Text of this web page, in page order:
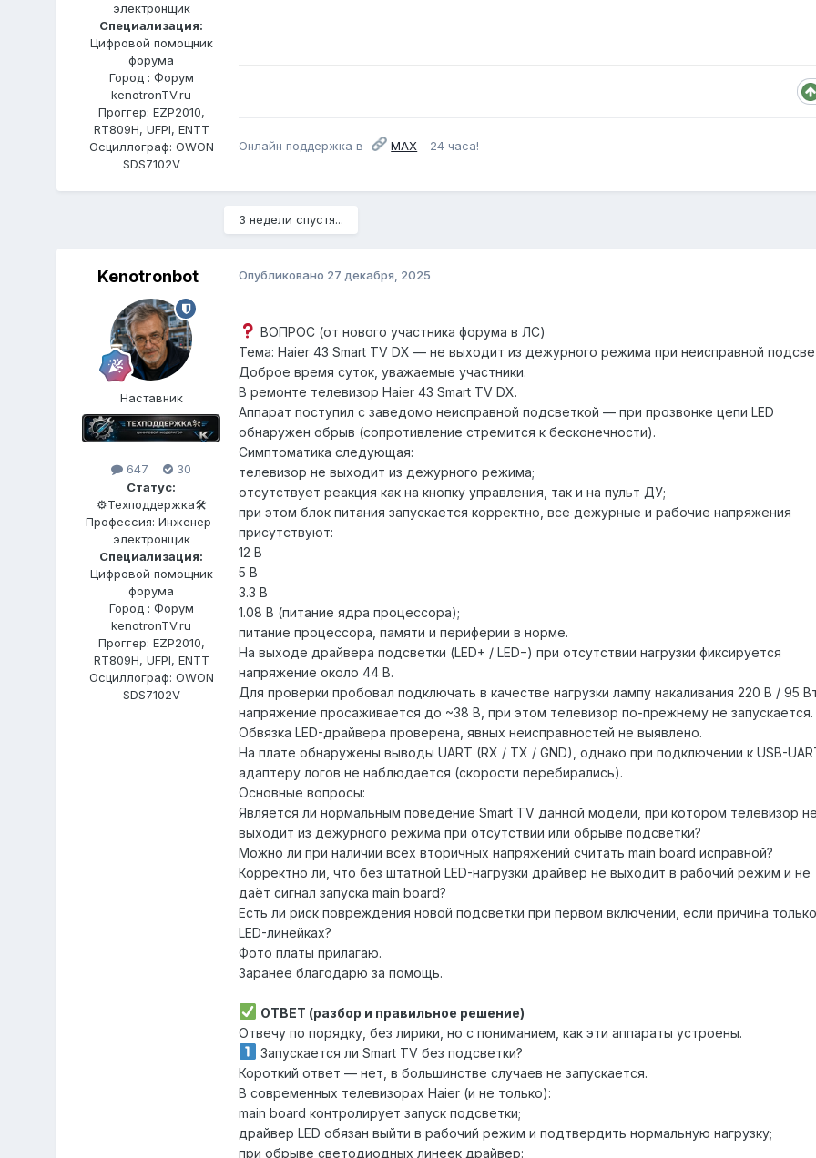
электронщик
Специализация:
Цифровой помощник
форума
Город : Форум
kenotronTV.ru
Проггер: EZP2010,
RT809H, UFPI, ENTT
Осциллограф: OWON
SDS7102V
Онлайн поддержка в МАХ - 24 часа!
3 недели спустя...
Kenotronbot
Наставник
647
30
Статус:
⚙️Техподдержка🛠
Профессия: Инженер-
электронщик
Специализация:
Цифровой помощник
форума
Город : Форум
kenotronTV.ru
Проггер: EZP2010,
RT809H, UFPI, ENTT
Осциллограф: OWON
SDS7102V
Опубликовано 27 декабря, 2025
ВОПРОС (от нового участника форума в ЛС)
Тема: Haier 43 Smart TV DX — не выходит из дежурного режима при неисправной
Доброе время суток, уважаемые участники.
В ремонте телевизор Haier 43 Smart TV DX.
Аппарат поступил с заведомо неисправной подсветкой — при прозвонке цепи LED
обнаружен обрыв (сопротивление стремится к бесконечности).
Симптоматика следующая:
телевизор не выходит из дежурного режима;
отсутствует реакция как на кнопку управления, так и на пульт ДУ;
при этом блок питания запускается корректно, все дежурные и рабочие напряжения
присутствуют:
12 В
5 В
3.3 В
1.08 В (питание ядра процессора);
питание процессора, памяти и периферии в норме.
На выходе драйвера подсветки (LED+ / LED−) при отсутствии нагрузки фиксируется
напряжение около 44 В.
Для проверки пробовал подключать в качестве нагрузки лампу накаливания 220 В / 95
напряжение просаживается до ~38 В, при этом телевизор по-прежнему не запускается.
Обвязка LED-драйвера проверена, явных неисправностей не выявлено.
На плате обнаружены выводы UART (RX / TX / GND), однако при подключении к USB-
адаптеру логов не наблюдается (скорости перебирались).
Основные вопросы:
Является ли нормальным поведение Smart TV данной модели, при котором телевизор
выходит из дежурного режима при отсутствии или обрыве подсветки?
Можно ли при наличии всех вторичных напряжений считать main board исправной?
Корректно ли, что без штатной LED-нагрузки драйвер не выходит в рабочий режим и не
даёт сигнал запуска main board?
Есть ли риск повреждения новой подсветки при первом включении, если причина
LED-линейках?
Фото платы прилагаю.
Заранее благодарю за помощь.
ОТВЕТ (разбор и правильное решение)
Отвечу по порядку, без лирики, но с пониманием, как эти аппараты устроены.
Запускается ли Smart TV без подсветки?
Короткий ответ — нет, в большинстве случаев не запускается.
В современных телевизорах Haier (и не только):
main board контролирует запуск подсветки;
драйвер LED обязан выйти в рабочий режим и подтвердить нормальную нагрузку;
при обрыве светодиодных линеек драйвер: